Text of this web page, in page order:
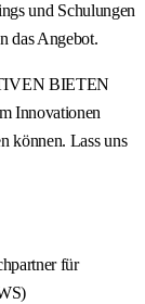
und Schulungen
das Angebot.
BIETEN
Innovationen
können. Lass uns
für